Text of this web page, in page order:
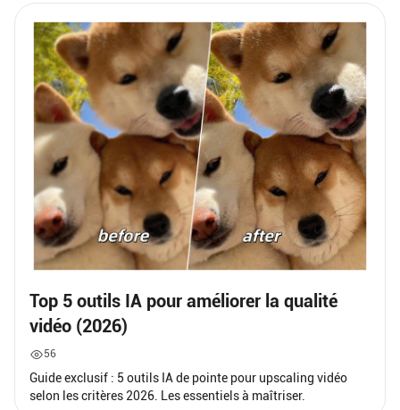
Top 5 outils IA pour améliorer la qualité
vidéo (2026)
56
Guide exclusif : 5 outils IA de pointe pour upscaling vidéo
selon les critères 2026. Les essentiels à maîtriser.